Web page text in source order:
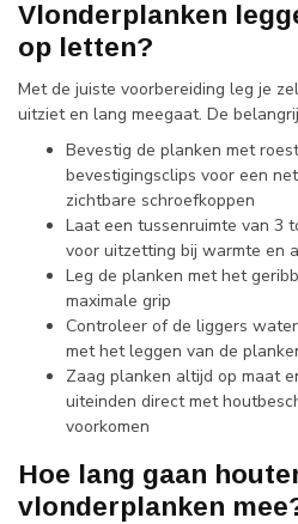
Vlonderplanken
op letten?
Met de juiste voorbereiding leg je
uitziet en lang meegaat. De
Bevestig de planken met
bevestigingsclips voor een
zichtbare schroefkoppen
Laat een tussenruimte van 3
voor uitzetting bij warmte en
Leg de planken met het
maximale grip
Controleer of de liggers
met het leggen van de
Zaag planken altijd op maat
uiteinden direct met
voorkomen
Hoe lang gaan
vlonderplanken